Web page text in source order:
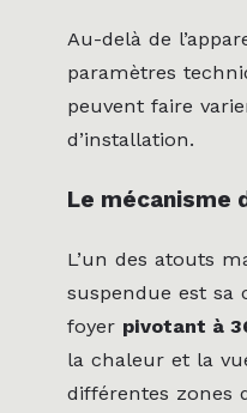
Au-delà de
paramètres
peuvent faire
d’installation.
Le mécanisme
L’un des atouts
suspendue est sa
foyer pivotant à
la chaleur et la
différentes zones